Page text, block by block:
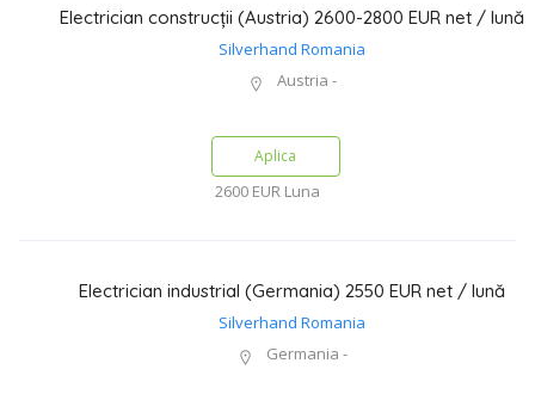
Electrician construcții (Austria) 2600-2800 EUR net / lună
Silverhand Romania
Austria -
Aplica
2600 EUR Luna
Electrician industrial (Germania) 2550 EUR net / lună
Silverhand Romania
Germania -